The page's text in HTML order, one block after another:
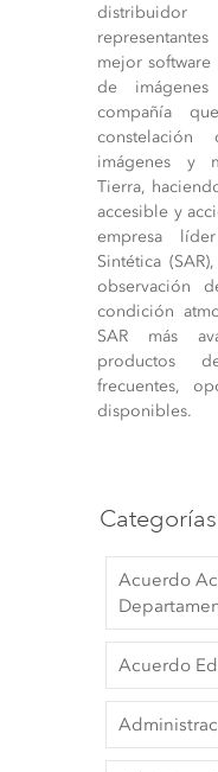
mejor
de
compañía
imágenes y
Tierra,
accesible y
empresa
Sintética
observación
condición
SAR más
productos
frecuentes,
disponibles.
Categorías
Acuerdo
Acuerdo